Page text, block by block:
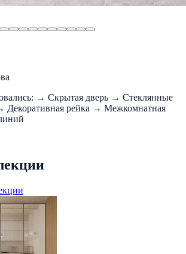
→ Скрытая дверь → Стеклянные
Декоративная рейка → Межкомнатная